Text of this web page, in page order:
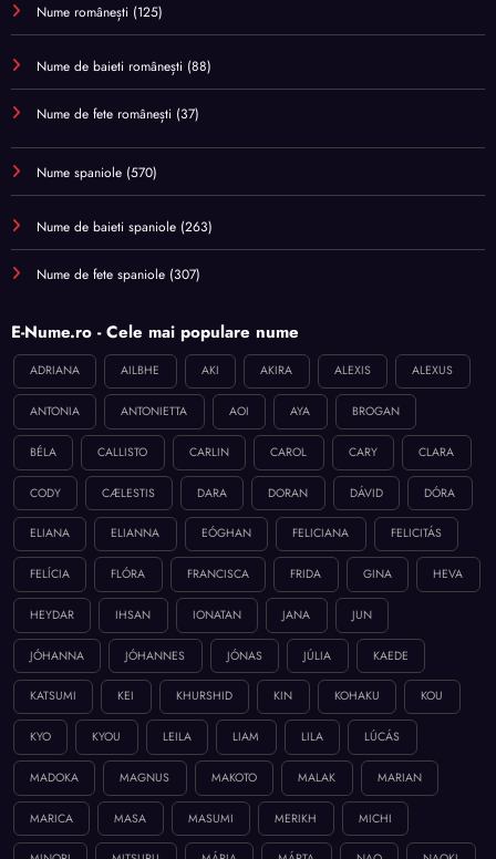
Nume românești (125)
Nume de baieti românești (88)
Nume de fete românești (37)
Nume spaniole (570)
Nume de baieti spaniole (263)
Nume de fete spaniole (307)
E-Nume.ro - Cele mai populare nume
ADRIANA AILBHE AKI AKIRA ALEXIS ALEXUS
ANTONIA ANTONIETTA AOI AYA BROGAN
BÉLA CALLISTO CARLIN CAROL CARY CLARA
CODY CÆLESTIS DARA DORAN DÁVID DÓRA
ELIANA ELIANNA EÓGHAN FELICIANA FELICITÁS
FELÍCIA FLÓRA FRANCISCA FRIDA GINA HEVA
HEYDAR IHSAN IONATAN JANA JUN
JÓHANNA JÓHANNES JÓNAS JÚLIA KAEDE
KATSUMI KEI KHURSHID KIN KOHAKU KOU
KYO KYOU LEILA LIAM LILA LÚCÁS
MADOKA MAGNUS MAKOTO MALAK MARIAN
MARICA MASA MASUMI MERIKH MICHI